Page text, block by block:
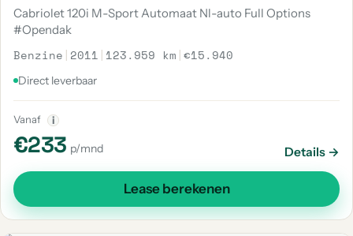
Cabriolet 120i M-Sport Automaat Nl-auto Full Options
#Opendak
Benzine | 2011 | 123.959 km |€15.940
Direct leverbaar
Vanaf i
€233 p/mnd Details →
Lease berekenen